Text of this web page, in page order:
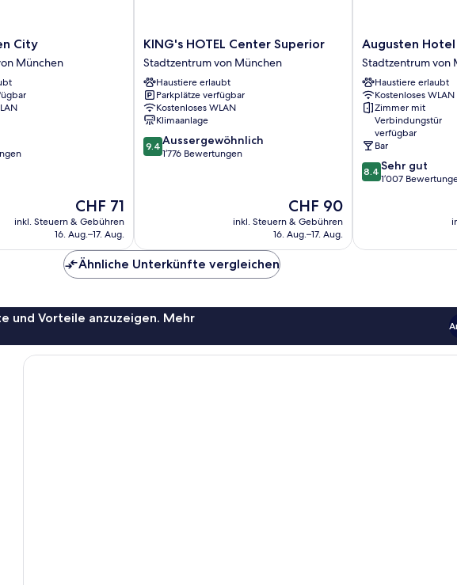
City
München
Der
Preis
beträgt
CHF 71
inkl. Steuern & Gebühren
16. Aug.–17. Aug.
KING's
HOTEL
Center
Superior
Stadtzentrum
von
München
KING's HOTEL Center Superior
Stadtzentrum von München
Haustiere erlaubt
Parkplätze verfügbar
Kostenloses WLAN
Klimaanlage
9.4
von
9.4 Aussergewöhnlich
1’776 Bewertungen
Der
Preis
beträgt
CHF 90
inkl. Steuern & Gebühren
16. Aug.–17. Aug.
Augusten
Hotel
Stadtzentrum
von
München
Augusten Hotel
Stadtzentrum von
Haustiere erlaubt
Kostenloses WLAN
Zimmer mit
Verbindungstür
verfügbar
Bar
8.4
von
Bewertungen
8.4 Sehr gut
1’007
Ähnliche Unterkünfte vergleichen
und Vorteile anzuzeigen. Mehr